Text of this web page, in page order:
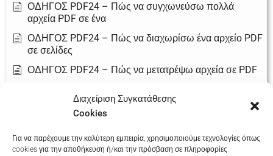
Διαχείριση Συγκατάθεσης
Cookies
Για να παρέχουμε την καλύτερη εμπειρία, χρησιμοποιούμε τεχνολογίες όπως
cookies για την αποθήκευση ή/και την πρόσβαση σε πληροφορίες
ΟΔΗΓΟΣ PDF24 – Πώς να συγχωνεύσω πολλά
αρχεία PDF σε ένα
ΟΔΗΓΟΣ PDF24 – Πώς να διαχωρίσω ένα αρχείο PDF
σε σελίδες
ΟΔΗΓΟΣ PDF24 – Πώς να μετατρέψω αρχεία σε PDF
μέγεθος) ενός PDF
αρχείο PDF
ΟΔΗΓΟΣ PDF24 – Πώς να προστατεύσω ένα PDF με